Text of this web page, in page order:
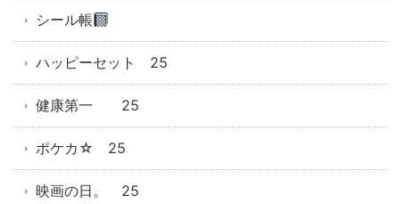
シール帳
ハッピーセット 25
健康第一 25
ポケカ☆ 25
映画の日。 25